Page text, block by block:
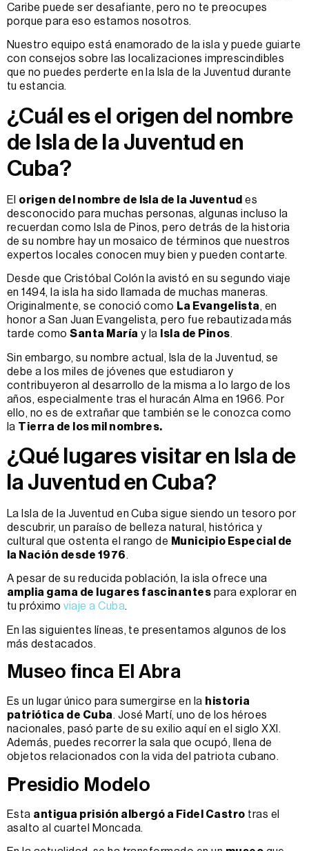
Caribe puede ser desafiante, pero no te preocupes
porque para eso estamos nosotros.
Nuestro equipo está enamorado de la isla y puede guiarte
con consejos sobre las localizaciones imprescindibles
que no puedes perderte en la Isla de la Juventud durante
tu estancia.
¿Cuál es el origen del nombre
de Isla de la Juventud en
Cuba?
El origen del nombre de Isla de la Juventud es
desconocido para muchas personas, algunas incluso la
recuerdan como Isla de Pinos, pero detrás de la historia
de su nombre hay un mosaico de términos que nuestros
expertos locales conocen muy bien y pueden contarte.
Desde que Cristóbal Colón la avistó en su segundo viaje
en 1494, la isla ha sido llamada de muchas maneras.
Originalmente, se conoció como La Evangelista, en
honor a San Juan Evangelista, pero fue rebautizada más
tarde comoSanta María y la Isla de Pinos.
Sin embargo, su nombre actual, Isla de la Juventud, se
debe a los miles de jóvenes que estudiaron y
contribuyeron al desarrollo de la misma a lo largo de los
años, especialmente tras el huracán Alma en 1966. Por
ello, no es de extrañar que también se le conozca como
la Tierra de los mil nombres.
¿Qué lugares visitar en Isla de
la Juventud en Cuba?
La Isla de la Juventud en Cuba sigue siendo un tesoro por
descubrir, un paraíso de belleza natural, histórica y
cultural que ostenta el rango de Municipio Especial de
la Nación desde 1976.
A pesar de su reducida población, la isla ofrece una
amplia gama de lugares fascinantes para explorar en
tu próximoviaje a Cuba.
En las siguientes líneas, te presentamos algunos de los
más destacados.
Museo finca El Abra
Es un lugar único para sumergirse en la historia
patriótica de Cuba. José Martí, uno de los héroes
nacionales, pasó parte de su exilio aquí en el siglo XXI.
Además, puedes recorrer la sala que ocupó, llena de
objetos relacionados con la vida del patriota cubano.
Presidio Modelo
Esta antigua prisión albergó a Fidel Castro tras el
asalto al cuartel Moncada.